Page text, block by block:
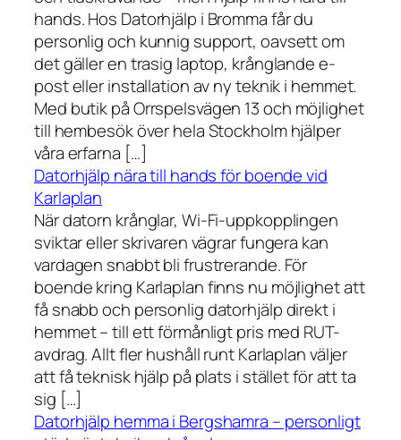
hands. Hos Datorhjälp i Bromma får du
personlig och kunnig support, oavsett om
det gäller en trasig laptop, krånglande e-
post eller installation av ny teknik i hemmet.
Med butik på Orrspelsvägen 13 och möjlighet
till hembesök över hela Stockholm hjälper
våra erfarna […]
Datorhjälp nära till hands för boende vid
Karlaplan
När datorn krånglar, Wi-Fi-uppkopplingen
sviktar eller skrivaren vägrar fungera kan
vardagen snabbt bli frustrerande. För
boende kring Karlaplan finns nu möjlighet att
få snabb och personlig datorhjälp direkt i
hemmet – till ett förmånligt pris med RUT-
avdrag. Allt fler hushåll runt Karlaplan väljer
att få teknisk hjälp på plats i stället för att ta
sig […]
Datorhjälp hemma i Bergshamra – personligt